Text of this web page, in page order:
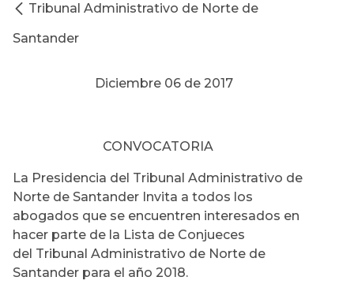
Tribunal Administrativo de Norte de
Santander
Diciembre 06 de 2017
CONVOCATORIA
La Presidencia del Tribunal Administrativo de
Norte de Santander Invita a todos los
abogados que se encuentren interesados en
hacer parte de la Lista de Conjueces
del Tribunal Administrativo de Norte de
Santander para el año 2018.